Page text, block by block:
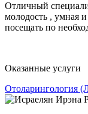
Отличный
молодость , умная
посещать по
Оказанные услуги
Отоларингология